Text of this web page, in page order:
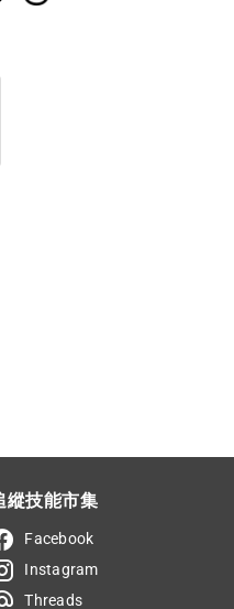
縱技能市集
Facebook
Instagram
Threads